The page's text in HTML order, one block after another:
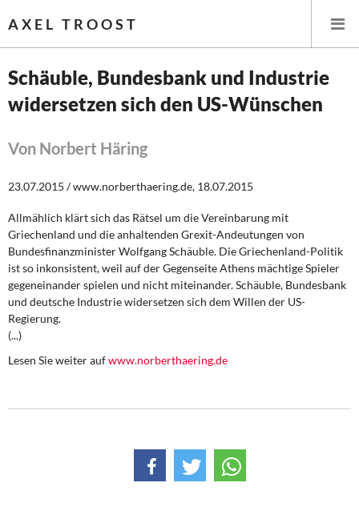
AXEL TROOST
Startseite
Themen
Leitlinien linker Wirtschafts- und Finanzpolitik
Wirtschaftspolitik
Steuer- und Finanzpolitik
Öffentliche Infrastruktur und Daseinsvorsorge
DIE LINKE
Institut Solidarische Moderne
Schäuble, Bundesbank und Industrie
widersetzen sich den US-Wünschen
Von Norbert Häring
23.07.2015 / www.norberthaering.de, 18.07.2015
Allmählich klärt sich das Rätsel um die Vereinbarung mit
Griechenland und die anhaltenden Grexit-Andeutungen von
Bundesfinanzminister Wolfgang Schäuble. Die Griechenland-Politik
ist so inkonsistent, weil auf der Gegenseite Athens mächtige Spieler
gegeneinander spielen und nicht miteinander. Schäuble, Bundesbank
und deutsche Industrie widersetzen sich dem Willen der US-
Regierung.
(...)
Lesen Sie weiter aufwww.norberthaering.de